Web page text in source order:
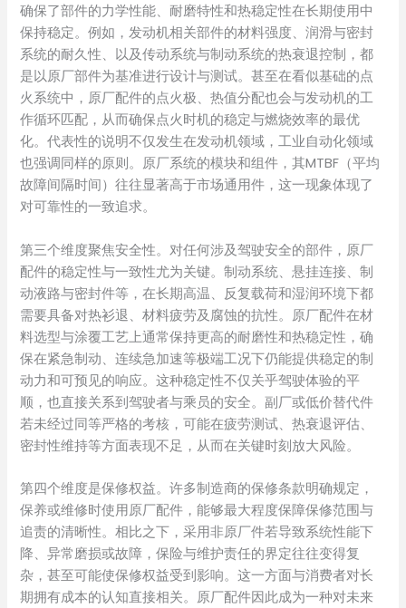
确保了部件的力学性能、耐磨特性和热稳定性在长期使用中
保持稳定。例如，发动机相关部件的材料强度、润滑与密封
系统的耐久性、以及传动系统与制动系统的热衰退控制，都
是以原厂部件为基准进行设计与测试。甚至在看似基础的点
火系统中，原厂配件的点火极、热值分配也会与发动机的工
作循环匹配，从而确保点火时机的稳定与燃烧效率的最优
化。代表性的说明不仅发生在发动机领域，工业自动化领域
也强调同样的原则。原厂系统的模块和组件，其MTBF（平均
故障间隔时间）往往显著高于市场通用件，这一现象体现了
对可靠性的一致追求。
第三个维度聚焦安全性。对任何涉及驾驶安全的部件，原厂
配件的稳定性与一致性尤为关键。制动系统、悬挂连接、制
动液路与密封件等，在长期高温、反复载荷和湿润环境下都
需要具备对热衫退、材料疲劳及腐蚀的抗性。原厂配件在材
料选型与涂覆工艺上通常保持更高的耐磨性和热稳定性，确
保在紧急制动、连续急加速等极端工况下仍能提供稳定的制
动力和可预见的响应。这种稳定性不仅关乎驾驶体验的平
顺，也直接关系到驾驶者与乘员的安全。副厂或低价替代件
若未经过同等严格的考核，可能在疲劳测试、热衰退评估、
密封性维持等方面表现不足，从而在关键时刻放大风险。
第四个维度是保修权益。许多制造商的保修条款明确规定，
保养或维修时使用原厂配件，能够最大程度保障保修范围与
追责的清晰性。相比之下，采用非原厂件若导致系统性能下
降、异常磨损或故障，保险与维护责任的界定往往变得复
杂，甚至可能使保修权益受到影响。这一方面与消费者对长
期拥有成本的认知直接相关。原厂配件因此成为一种对未来